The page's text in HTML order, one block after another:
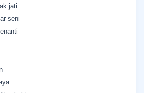
jati
seni